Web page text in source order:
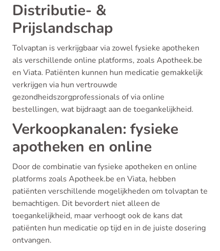
Distributie- &
Prijslandschap
Tolvaptan is verkrijgbaar via zowel fysieke apotheken
als verschillende online platforms, zoals Apotheek.be
en Viata. Patiënten kunnen hun medicatie gemakkelijk
verkrijgen via hun vertrouwde
gezondheidszorgprofessionals of via online
bestellingen, wat bijdraagt aan de toegankelijkheid.
Verkoopkanalen: fysieke
apotheken en online
Door de combinatie van fysieke apotheken en online
platforms zoals Apotheek.be en Viata, hebben
patiënten verschillende mogelijkheden om tolvaptan te
bemachtigen. Dit bevordert niet alleen de
toegankelijkheid, maar verhoogt ook de kans dat
patiënten hun medicatie op tijd en in de juiste dosering
ontvangen.